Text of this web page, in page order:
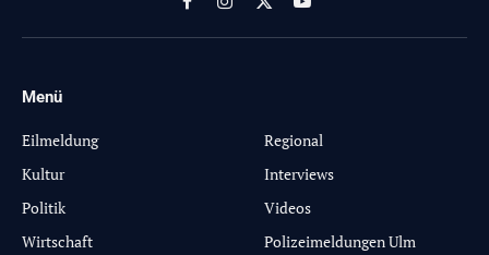
FacebookInstagram
X
(Twitter)
YouTube
Menü
Eilmeldung
Kultur
Politik
Wirtschaft
Regional
Interviews
Videos
Polizeimeldungen Ulm